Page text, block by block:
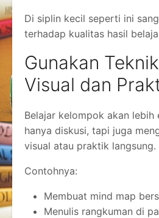
Di siplin kecil seperti ini
terhadap kualitas hasil
Gunakan
Visual dan
Belajar kelompok akan
hanya diskusi, tapi juga
visual atau praktik langsung.
Contohnya:
Membuat mind map
Menulis rangkuman di